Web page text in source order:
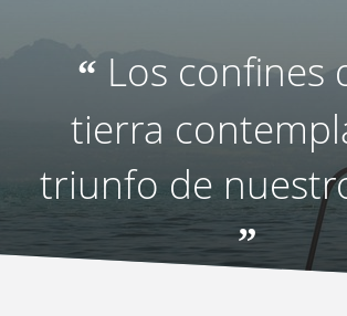
“ Los confines
tierra
triunfo de
”